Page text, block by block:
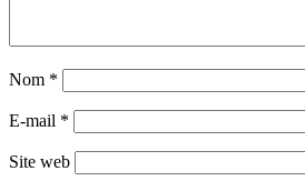
Nom *
E-mail *
Site web